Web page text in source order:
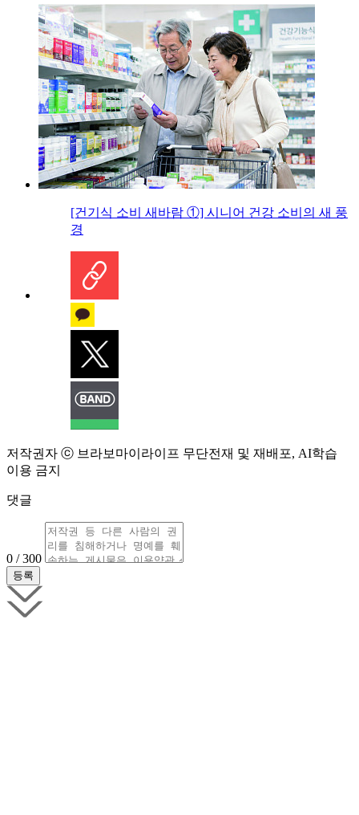
[건기식 소비 새바람 ①] 시니어 건강 소비의 새 풍
경
저작권자 ⓒ 브라보마이라이프 무단전재 및 재배포, AI학습
이용 금지
댓글
0 / 300